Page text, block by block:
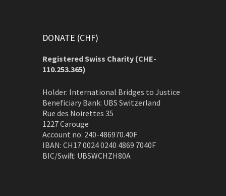
DONATE (CHF)
Registered Swiss Charity (CHE-
110.253.365)
Holder: International Bridges to Justice
Beneficiary Bank: UBS Switzerland
Rue des Noirettes 35
1227 Carouge
Account no: 240-486970.40F
IBAN: CH17 0024 0240 4869 7040F
BIC/Swift: UBSWCHZH80A